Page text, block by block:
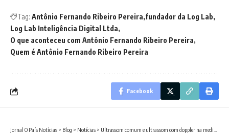
Tag: Antônio Fernando Ribeiro Pereira fundador da Log Lab
Log Lab Inteligência Digital Ltda
O que aconteceu com Antônio Fernando Ribeiro Pereira
Quem é Antônio Fernando Ribeiro Pereira
Facebook
Jornal O País Notícias > Blog > Notícias > Ultrassom comum e ultrassom com doppler na medicina fetal: entenda a diferença entre os exames